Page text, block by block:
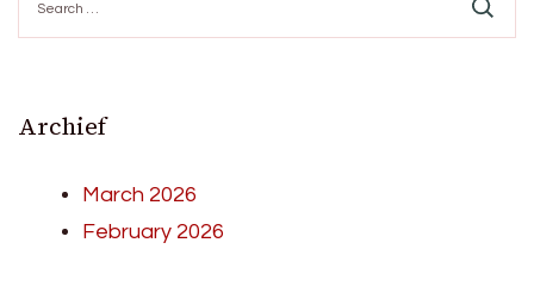
for:
Archief
March 2026
February 2026